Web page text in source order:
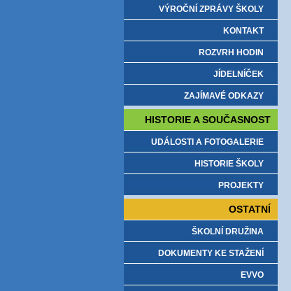
VÝROČNÍ ZPRÁVY ŠKOLY
KONTAKT
ROZVRH HODIN
JÍDELNÍČEK
ZAJÍMAVÉ ODKAZY
HISTORIE A SOUČASNOST
UDÁLOSTI A FOTOGALERIE
HISTORIE ŠKOLY
PROJEKTY
OSTATNÍ
ŠKOLNÍ DRUŽINA
DOKUMENTY KE STAŽENÍ
EVVO